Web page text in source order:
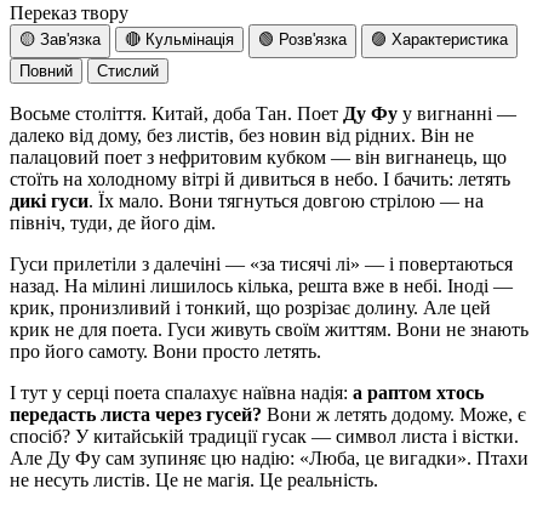
Переказ твору
🟡 Зав'язка 🔴 Кульмінація 🟢 Розв'язка
🟣 Характеристика
Повний
Стислий
Восьме століття. Китай, доба Тан. Поет Ду Фу у вигнанні —
далеко від дому, без листів, без новин від рідних. Він не
палацовий поет з нефритовим кубком — він вигнанець, що
стоїть на холодному вітрі й дивиться в небо. І бачить: летять
дикі гуси. Їх мало. Вони тягнуться довгою стрілою — на
північ, туди, де його дім.
Гуси прилетіли з далечіні — «за тисячі лі» — і повертаються
назад. На мілині лишилось кілька, решта вже в небі. Іноді —
крик, пронизливий і тонкий, що розрізає долину. Але цей
крик не для поета. Гуси живуть своїм життям. Вони не знають
про його самоту. Вони просто летять.
І тут у серці поета спалахує наївна надія: а раптом хтось
передасть листа через гусей? Вони ж летять додому. Може, є
спосіб? У китайській традиції гусак — символ листа і вістки.
Але Ду Фу сам зупиняє цю надію: «Люба, це вигадки». Птахи
не несуть листів. Це не магія. Це реальність.